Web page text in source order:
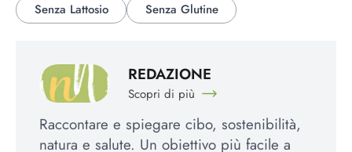
Senza Lattosio
Senza Glutine
REDAZIONE
Scopri di più
Raccontare e spiegare cibo, sostenibilità,
natura e salute. Un obiettivo più facile a